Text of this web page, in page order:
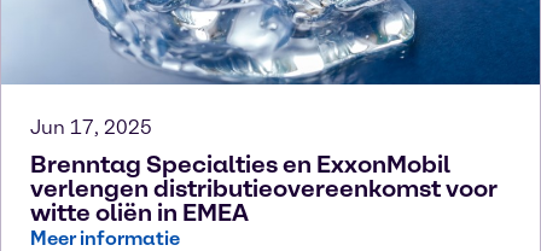
Jun 17, 2025
Brenntag Specialties en ExxonMobil
verlengen distributieovereenkomst voor
witte oliën in EMEA
Meer informatie